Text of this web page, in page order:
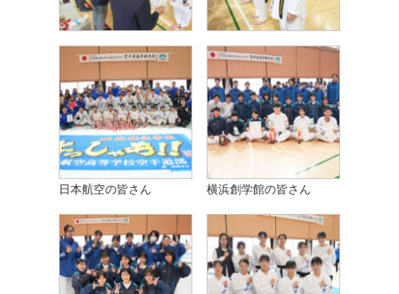
日本航空の皆さん 横浜創学館の皆さん